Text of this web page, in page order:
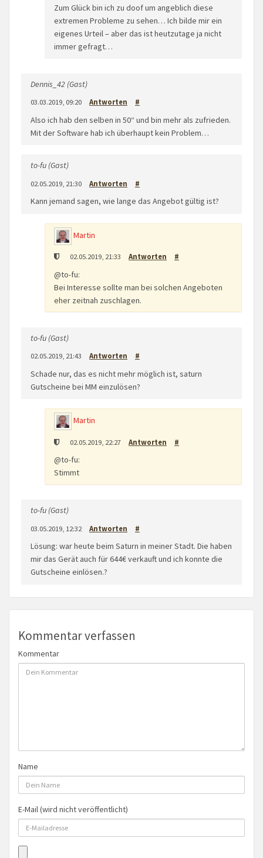
Zum Glück bin ich zu doof um angeblich diese
extremen Probleme zu sehen… Ich bilde mir ein
eigenes Urteil – aber das ist heutzutage ja nicht
immer gefragt…
Dennis_42 (Gast)
03.03.2019, 09:20 Antworten #
Also ich hab den selben in 50“ und bin mehr als zufrieden.
Mit der Software hab ich überhaupt kein Problem…
to-fu (Gast)
02.05.2019, 21:30 Antworten #
Kann jemand sagen, wie lange das Angebot gültig ist?
Martin
02.05.2019, 21:33 Antworten #
@to-fu:
Bei Interesse sollte man bei solchen Angeboten
eher zeitnah zuschlagen.
to-fu (Gast)
02.05.2019, 21:43 Antworten #
Schade nur, das es nicht mehr möglich ist, saturn
Gutscheine bei MM einzulösen?
Martin
02.05.2019, 22:27 Antworten #
@to-fu:
Stimmt
to-fu (Gast)
03.05.2019, 12:32 Antworten #
Lösung: war heute beim Saturn in meiner Stadt. Die haben
mir das Gerät auch für 644€ verkauft und ich konnte die
Gutscheine einlösen.?
Kommentar verfassen
Kommentar
Name
E-Mail (wird nicht veröffentlicht)